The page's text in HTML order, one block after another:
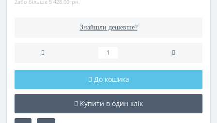
2або більше 5 428.00грн.
Знайшли дешевше?
До кошика
Купити в один клік